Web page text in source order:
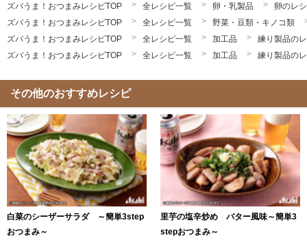
ズバうま！おつまみレシピTOP 全レシピ一覧 卵・乳製品
卵のレ
ズバうま！おつまみレシピTOP
全レシピ一覧
野菜・豆類・キノコ類
ズバうま！おつまみレシピTOP
全レシピ一覧 加工品
練り製品の
ズバうま！おつまみレシピTOP
全レシピ一覧 加工品 練り製品の
その他のおすすめレシピ
白菜のシーザーサラダ ～簡単3step
おつまみ～
里芋の塩辛炒め バター風味～簡単3
stepおつまみ～